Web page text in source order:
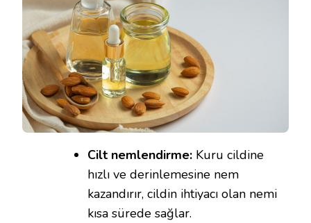
Cilt nemlendirme: Kuru cildine
hızlı ve derinlemesine nem
kazandırır, cildin ihtiyacı olan nemi
kısa sürede sağlar.